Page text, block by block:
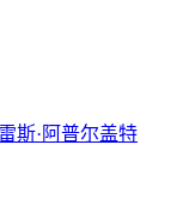
斯·阿普尔盖特